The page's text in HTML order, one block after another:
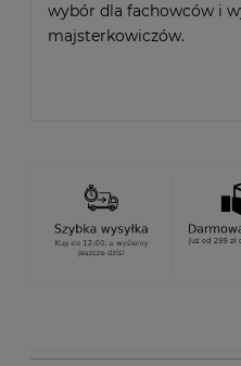
wybór dla fachowców i
majsterkowiczów.